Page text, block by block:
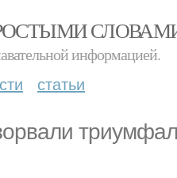
информацией.
статьи